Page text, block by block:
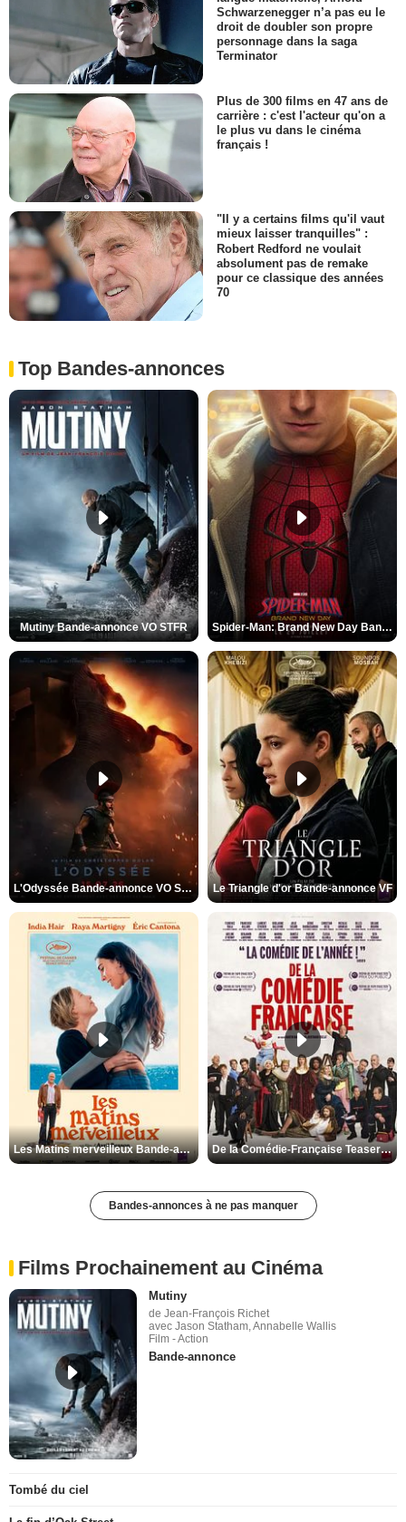
Schwarzenegger n’a pas eu le
droit de doubler son propre
personnage dans la saga
Terminator
Plus de 300 films en 47 ans de
carrière : c'est l'acteur qu'on a
le plus vu dans le cinéma
français !
"Il y a certains films qu'il vaut
mieux laisser tranquilles" :
Robert Redford ne voulait
absolument pas de remake
pour ce classique des années
70
Top Bandes-annonces
Mutiny Bande-annonce VO STFR Spider-Man: Brand New Day Bande-annonce VO STFR
L'Odyssée Bande-annonce VO STFR Le Triangle d'or Bande-annonce VF
Les Matins merveilleux Bande-annonce VF De la Comédie-Française Teaser VF
Bandes-annonces à ne pas manquer
Films Prochainement au Cinéma
Mutiny
de Jean-François Richet
avec Jason Statham, Annabelle Wallis
Film - Action
Bande-annonce
Tombé du ciel